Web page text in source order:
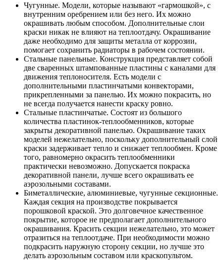
Чугунные. Модели, которые называют «гармошкой», с
внутренним оребрением или без него. Их можно
окрашивать любым способом. Дополнительные слои
краски никак не влияют на теплоотдачу. Окрашивание
даже необходимо для защиты металла от коррозии,
помогает сохранить радиаторы в рабочем состоянии.
Стальные панельные. Конструкция представляет собой
две сваренных штампованные пластины с каналами для
движения теплоносителя. Есть модели с
дополнительными пластинчатыми конвекторами,
прикрепленными за панелью. Их можно покрасить, но
не всегда получается нанести краску ровно.
Стальные пластинчатые. Состоят из большого
количества пластинок-теплообменников, которые
закрыты декоративной панелью. Окрашивание таких
моделей нежелательно, поскольку дополнительный слой
краски задерживает тепло и снижает теплообмен. Кроме
того, равномерно окрасить теплообменники
практически невозможно. Допускается покраска
декоративной панели, лучше всего окрашивать ее
аэрозольными составами.
Биметаллические, алюминиевые, чугунные секционные.
Каждая секция на производстве покрывается
порошковой краской. Это долговечное качественное
покрытие, которое не предполагает дополнительного
окрашивания. Красить секции нежелательно, это может
отразиться на теплоотдаче. При необходимости можно
подкрасить наружную сторону секции, но лучше это
делать аэрозольным составом или краскопультом.